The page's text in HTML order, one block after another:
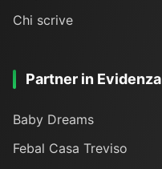
Chi scrive
Partner in Evidenza
Baby Dreams
Febal Casa Treviso